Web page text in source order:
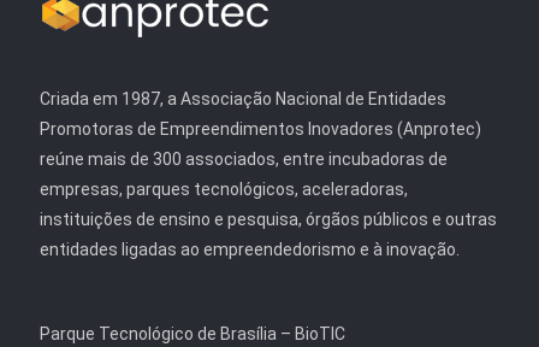
Criada em 1987, a Associação Nacional de Entidades
Promotoras de Empreendimentos Inovadores (Anprotec)
reúne mais de 300 associados, entre incubadoras de
empresas, parques tecnológicos, aceleradoras,
instituições de ensino e pesquisa, órgãos públicos e outras
entidades ligadas ao empreendedorismo e à inovação.
Parque Tecnológico de Brasília – BioTIC